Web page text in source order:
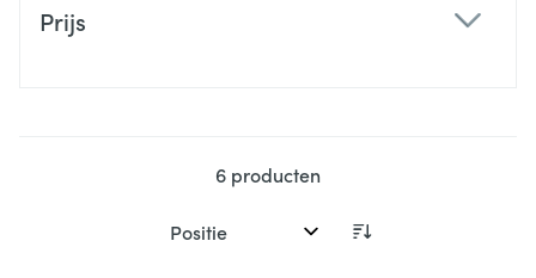
Prijs
6 producten
Sorteer op: